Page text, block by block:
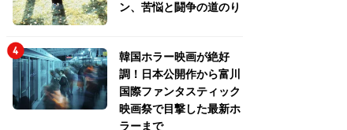
ン、苦悩と闘争の道のり
韓国ホラー映画が絶好
調！日本公開作から富川
国際ファンタスティック
映画祭で目撃した最新ホ
ラーまで